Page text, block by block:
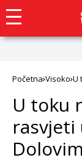
Početna Visoko U
U toku
rasvjeti